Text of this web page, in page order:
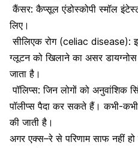
कैंसर: कैप्सूल एंडोस्कोपी स्मॉल
लिए।
सीलिएक रोग (celiac disease):
ग्लूटन को खिलाने का असर
जाता है।
पॉलिप्स: जिन लोगों को अनुवांशिक
पॉलीप्स पैदा कर सकते हैं। कभी-
की जाती है।
अगरएक्स–रे से परिणाम साफ नहीं हो